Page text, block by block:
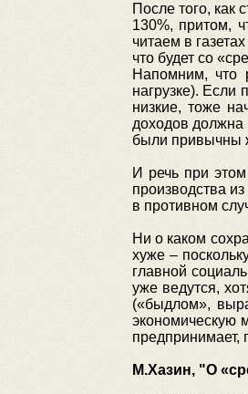
После того, как
130%, притом,
читаем в
что будет со
Напомним, что
нагрузке). Если
низкие, тоже
доходов должна
были привычны
И речь при
производства
в противном
Ни о каком
хуже –
главной
уже ведутся,
(«быдлом»,
экономическую
предпринимает,
М.Хазин, "О